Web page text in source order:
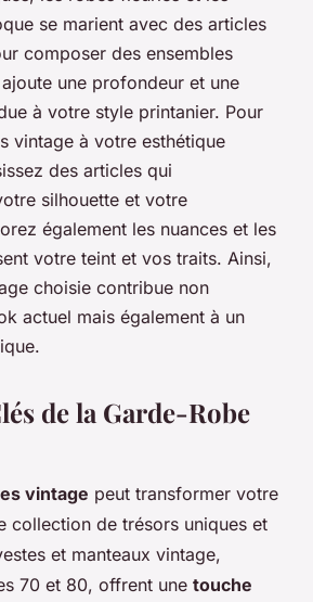
se marient avec des articles
composer des ensembles
une profondeur et une
à votre style printanier. Pour
vintage à votre esthétique
des articles qui
silhouette et votre
également les nuances et les
votre teint et vos traits. Ainsi,
choisie contribue non
actuel mais également à un
de la Garde-Robe
vintage peut transformer votre
collection de trésors uniques et
et manteaux vintage,
70 et 80, offrent une touche